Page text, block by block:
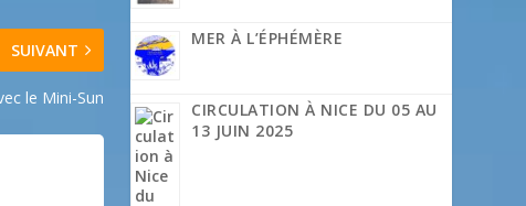
SUIVANT
le Mini-Sun
MER À L’ÉPHÉMÈRE
CIRCULATION À NICE DU 05 AU
13 JUIN 2025